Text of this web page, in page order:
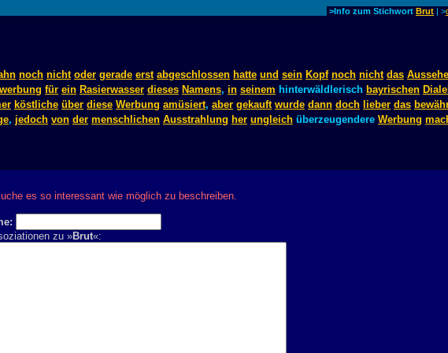
>Info zum Stichwort Brut | >
noch nicht oder gerade erst abgeschlossen hatte und sein Kopf noch nicht das
für ein Rasierwasser dieses Namens, in seinem hinterwäldlerisch bayrischen
köstliche über diese Werbung amüsiert, aber gekauft wurde dann doch lieber das
, jedoch von der menschlichen Ausstrahlung her ungleich überzeugendere Werbung
es so interessant wie möglich zu beschreiben.
zu »Brut«: